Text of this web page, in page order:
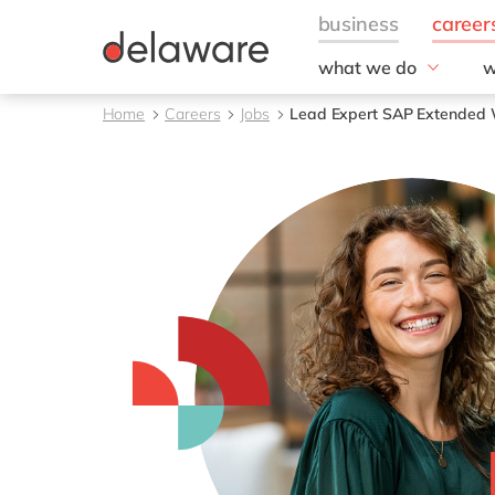
what we do
Fields of expertise
Projects
Home Careers Jobs Lead Expert SAP Extended